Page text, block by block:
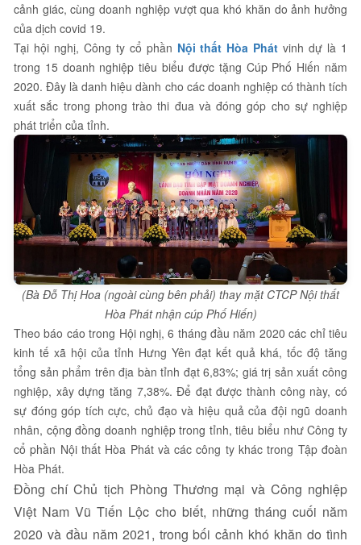
cảnh giác, cùng doanh nghiệp vượt qua khó khăn do ảnh hưởng
của dịch covid 19.
Tại hội nghị, Công ty cổ phần Nội thất Hòa Phát vinh dự là 1
trong 15 doanh nghiệp tiêu biểu được tặng Cúp Phố Hiến năm
2020. Đây là danh hiệu dành cho các doanh nghiệp có thành tích
xuất sắc trong phong trào thi đua và đóng góp cho sự nghiệp
phát triển của tỉnh.
(Bà Đỗ Thị Hoa (ngoài cùng bên phải) thay mặt CTCP Nội thất
Hòa Phát nhận cúp Phố Hiến)
Theo báo cáo trong Hội nghị, 6 tháng đầu năm 2020 các chỉ tiêu
kinh tế xã hội của tỉnh Hưng Yên đạt kết quả khá, tốc độ tăng
tổng sản phẩm trên địa bàn tỉnh đạt 6,83%; giá trị sản xuất công
nghiệp, xây dựng tăng 7,38%. Để đạt được thành công này, có
sự đóng góp tích cực, chủ đạo và hiệu quả của đội ngũ doanh
nhân, cộng đồng doanh nghiệp trong tỉnh, tiêu biểu như Công ty
cổ phần Nội thất Hòa Phát và các công ty khác trong Tập đoàn
Hòa Phát.
Đồng chí Chủ tịch Phòng Thương mại và Công nghiệp
Việt Nam Vũ Tiến Lộc cho biết, những tháng cuối năm
2020 và đầu năm 2021, trong bối cảnh khó khăn do tình